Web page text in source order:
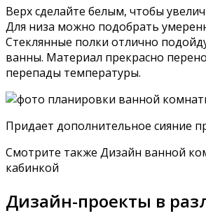
Верх сделайте белым, чтобы
Для низа можно подобрать
Стеклянные полки отлично
ванны. Материал прекрасно
перепады температуры.
Придает дополнительное сияние
Смотрите также Дизайн ванной
кабинкой
Дизайн-проекты в